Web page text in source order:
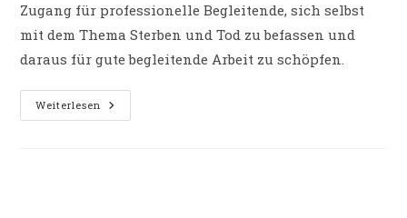
Zugang für professionelle Begleitende, sich selbst
mit dem Thema Sterben und Tod zu befassen und
daraus für gute begleitende Arbeit zu schöpfen.
Weiterlesen PODCAST-
Beitrag: